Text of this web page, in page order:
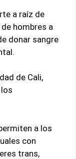
a raíz de
hombres a
donar sangre
de Cali,
a los
con
trans,